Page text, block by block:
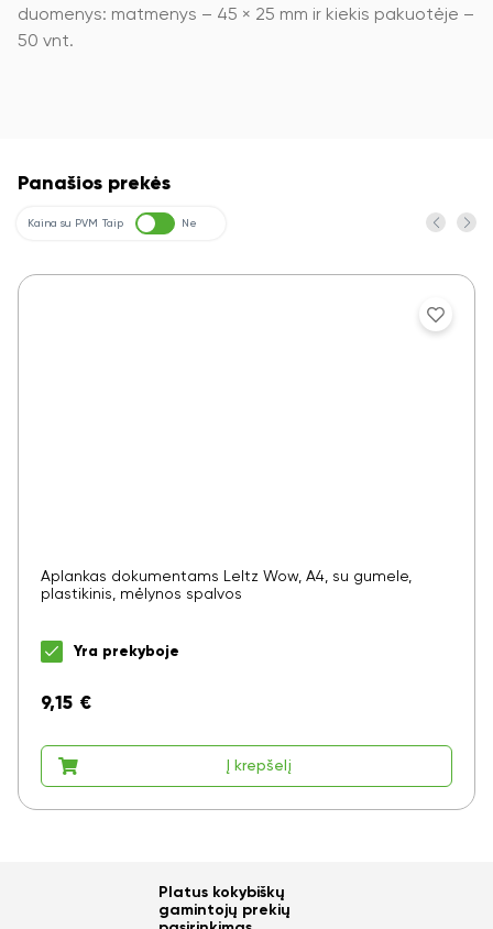
duomenys: matmenys – 45 × 25 mm ir kiekis pakuotėje –
50 vnt.
Panašios prekės
Kaina su PVM Taip Ne
Aplankas dokumentams LeItz Wow, A4, su gumele,
plastikinis, mėlynos spalvos
Yra prekyboje
9,15 €
Į krepšelį
Platus kokybiškų
gamintojų prekių